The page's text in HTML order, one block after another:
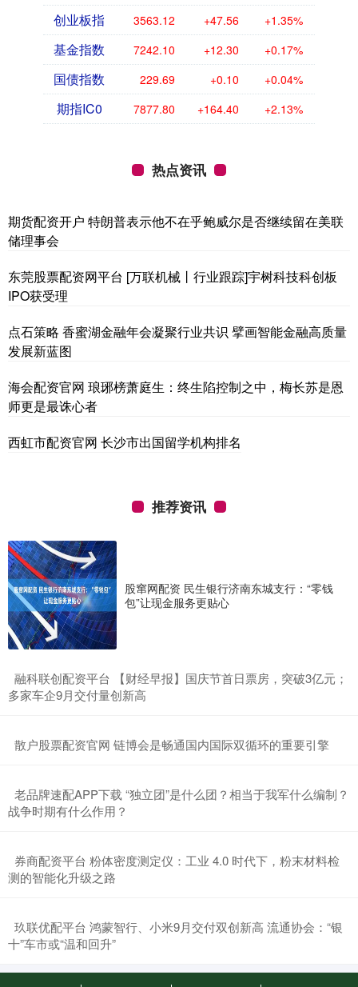
创业板指 3563.12 +47.56 +1.35%
基金指数 7242.10 +12.30 +0.17%
国债指数 229.69 +0.10 +0.04%
期指IC0 7877.80 +164.40 +2.13%
热点资讯
期货配资开户 特朗普表示他不在乎鲍威尔是否继续留在美联
储理事会
东莞股票配资网平台 [万联机械丨行业跟踪]宇树科技科创板
IPO获受理
点石策略 香蜜湖金融年会凝聚行业共识 擘画智能金融高质量
发展新蓝图
海会配资官网 琅琊榜萧庭生：终生陷控制之中，梅长苏是恩
师更是最诛心者
西虹市配资官网 长沙市出国留学机构排名
推荐资讯
股窜网配资 民生银行济南东城支行：“零钱
包”让现金服务更贴心
​融科联创配资平台 【财经早报】国庆节首日票房，突破3亿元；
多家车企9月交付量创新高
​散户股票配资官网 链博会是畅通国内国际双循环的重要引擎
​老品牌速配APP下载 “独立团”是什么团？相当于我军什么编制？
战争时期有什么作用？
​券商配资平台 粉体密度测定仪：工业 4.0 时代下，粉末材料检
测的智能化升级之路
​玖联优配平台 鸿蒙智行、小米9月交付双创新高 流通协会：“银
十”车市或“温和回升”